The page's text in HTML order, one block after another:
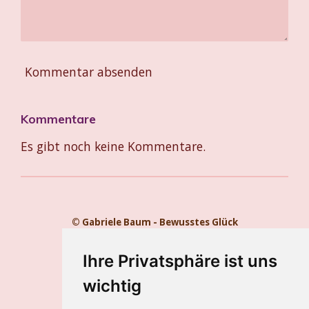
Ihre Privatsphäre ist uns
wichtig
Kommentar absenden
Kommentare
Es gibt noch keine Kommentare.
© Gabriele Baum - Bewusstes Glück
Datenschutz
Gabriele Baum